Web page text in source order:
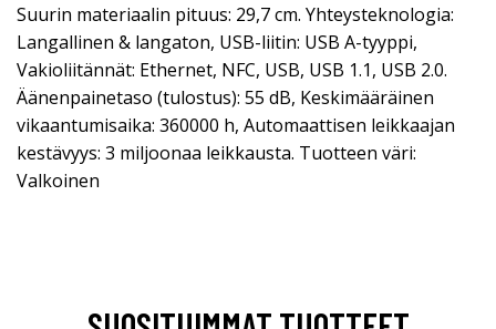
Suurin materiaalin pituus: 29,7 cm. Yhteysteknologia:
Langallinen & langaton, USB-liitin: USB A-tyyppi,
Vakioliitännät: Ethernet, NFC, USB, USB 1.1, USB 2.0.
Äänenpainetaso (tulostus): 55 dB, Keskimääräinen
vikaantumisaika: 360000 h, Automaattisen leikkaajan
kestävyys: 3 miljoonaa leikkausta. Tuotteen väri:
Valkoinen